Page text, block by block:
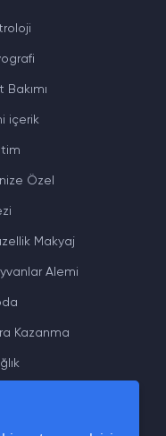
Bakımı
içerik
Özel
Makyaj
Alemi
Kazanma